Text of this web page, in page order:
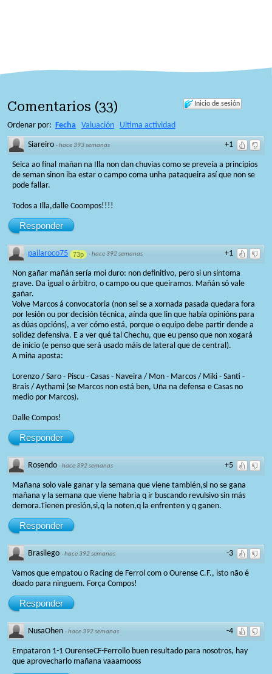
Inicio de sesión
Comentarios (33)
Ordenar por: Fecha Valuación Ultima actividad
+1
Siareiro ·hace 393 semanas
Seica ao final mañan na Illa non dan chuvias como se preveía a principios
de seman sinon iba estar o campo coma unha pataqueira así que non se
pode fallar.
Todos a Illa,dalle Coompos!!!!
Responder
+1
pailaroco75 73p ·hace 392 semanas
Non gañar mañán sería moi duro: non definitivo, pero si un síntoma
grave. Da igual o árbitro, o campo ou que queiramos. Mañán só vale
gañar.
Volve Marcos á convocatoria (non sei se a xornada pasada quedara fora
por lesión ou por decisión técnica, aínda que lin que había opinións para
as dúas opcións), a ver cómo está, porque o equipo debe partir dende a
solidez defensiva. E a ver qué tal Chechu, que eu penso que non xogará
de inicio (e penso que será usado máis de lateral que de central).
A miña aposta:
Lorenzo / Saro - Piscu - Casas - Naveira / Mon - Marcos / Miki - Santi -
Brais / Aythami (se Marcos non está ben, Uña na defensa e Casas no
medio por Marcos).
Dalle Compos!
Responder
+5
Rosendo ·hace 392 semanas
Mañana solo vale ganar y la semana que viene también,si no se gana
mañana y la semana que viene habria q ir buscando revulsivo sin más
demora.Tienen presión,si,q la noten,q la enfrenten y q ganen.
Responder
-3
Brasilego ·hace 392 semanas
Vamos que empatou o Racing de Ferrol com o Ourense C.F., isto não é
doado para ninguem. Força Compos!
Responder
-4
NusaOhen ·hace 392 semanas
Empataron 1-1 OurenseCF-Ferrollo buen resultado para nosotros, hay
que aprovecharlo mañana vaaamooss